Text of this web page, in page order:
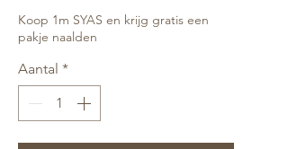
Centimeters
Koop 1m SYAS en krijg gratis een
pakje naalden
Aantal *